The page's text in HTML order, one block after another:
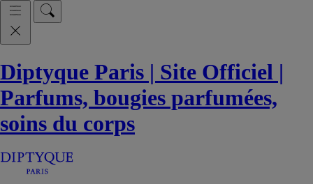
Diptyque Paris | Site Officiel |
Parfums, bougies parfumées,
soins du corps